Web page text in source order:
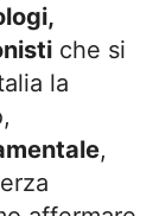
che si
la
,